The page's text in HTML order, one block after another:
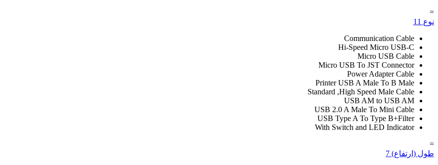
=
نوع 11
Communication Cable
Hi-Speed Micro USB-C
Micro USB Cable
Micro USB To JST Connector
Power Adapter Cable
Printer USB A Male To B Male
Standard ,High Speed Male Cable
USB AM to USB AM
USB 2.0 A Male To Mini Cable
USB Type A To Type B+Filter
With Switch and LED Indicator
=
طول (ارتفاع) 7